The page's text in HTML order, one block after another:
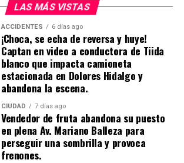
LAS MÁS VISTAS
ACCIDENTES 6 días ago
¡Choca, se echa de reversa y huye!
Captan en video a conductora de Tiida
blanco que impacta camioneta
estacionada en Dolores Hidalgo y
abandona la escena.
CIUDAD 7 días ago
Vendedor de fruta abandona su puesto
en plena Av. Mariano Balleza para
perseguir una sombrilla y provoca
frenones.